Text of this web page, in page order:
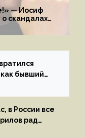
— Иосиф
скандалах
бывший
в России все
рад